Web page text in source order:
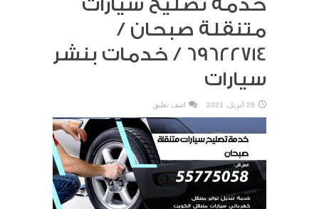
خدمة تصليح سيارات
متنقلة صبحان /
69622714‬ / خدمات بنشر
سيارات
26 أبريل، 2021 اضف تعليق